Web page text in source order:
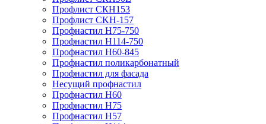
Профлист СКН153
Профлист СKH-157
Профнастил Н75-750
Профнастил Н114-750
Профнастил Н60-845
Профнастил поликарбонатный
Профнастил для фасада
​Несущий профнастил
Профнастил H60
Профнастил Н75
Профнастил Н57